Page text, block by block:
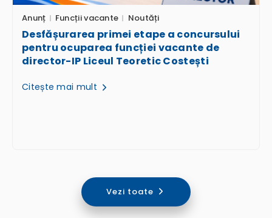
Anunț Funcții vacante Noutăți
Desfășurarea primei etape a concursului
pentru ocuparea funcției vacante de
director-IP Liceul Teoretic Costești
Citește mai mult
Vezi toate